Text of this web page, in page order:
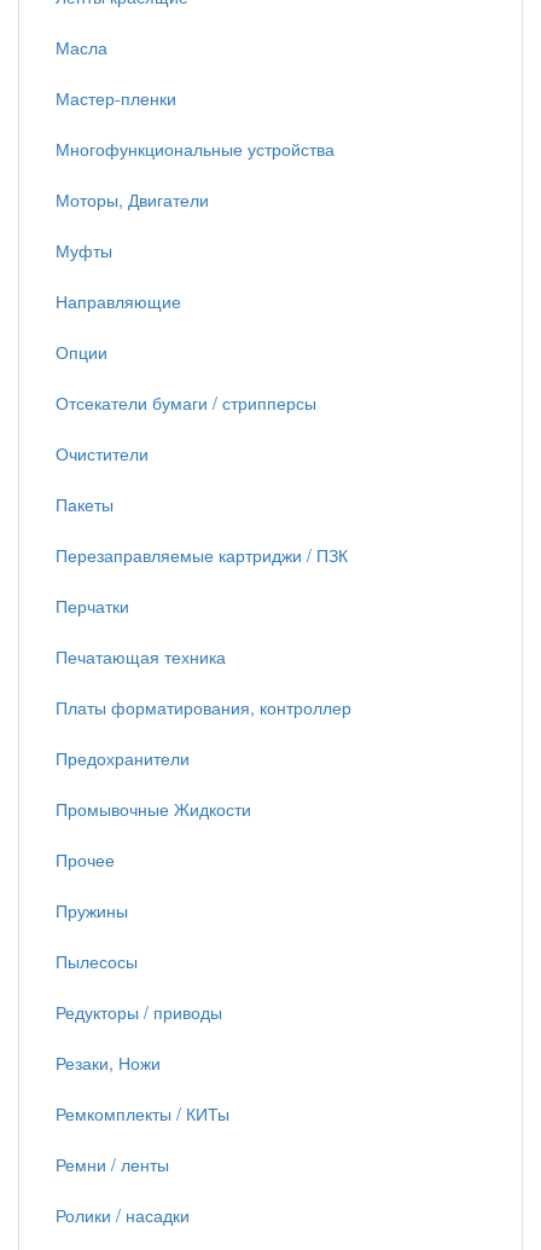
Масла
Мастер-пленки
Многофункциональные устройства
Моторы, Двигатели
Муфты
Направляющие
Опции
Отсекатели бумаги / стрипперсы
Очистители
Пакеты
Перезаправляемые картриджи / ПЗК
Перчатки
Печатающая техника
Платы форматирования, контроллер
Предохранители
Промывочные Жидкости
Прочее
Пружины
Пылесосы
Редукторы / приводы
Резаки, Ножи
Ремкомплекты / КИТы
Ремни / ленты
Ролики / насадки